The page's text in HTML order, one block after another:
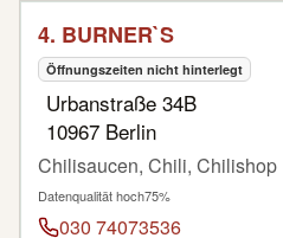
4. BURNER`S
Öffnungszeiten nicht hinterlegt
Urbanstraße 34B
10967 Berlin
Chilisaucen, Chili, Chilishop
Datenqualität hoch75%
030 74073536